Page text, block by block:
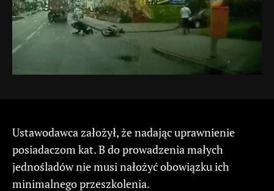
Ustawodawca założył, że nadając uprawnienie
posiadaczom kat. B do prowadzenia małych
jednośladów nie musi nałożyć obowiązku ich
minimalnego przeszkolenia.